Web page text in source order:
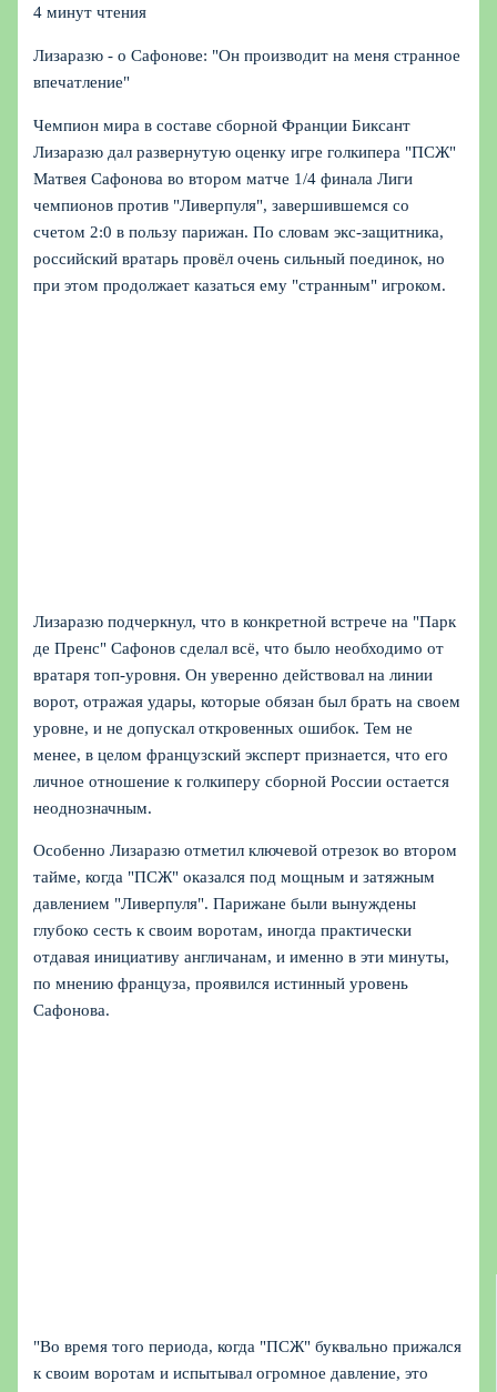
4 минут чтения
Лизаразю - о Сафонове: "Он производит на меня странное
впечатление"
Чемпион мира в составе сборной Франции Биксант
Лизаразю дал развернутую оценку игре голкипера "ПСЖ"
Матвея Сафонова во втором матче 1/4 финала Лиги
чемпионов против "Ливерпуля", завершившемся со
счетом 2:0 в пользу парижан. По словам экс-защитника,
российский вратарь провёл очень сильный поединок, но
при этом продолжает казаться ему "странным" игроком.
Лизаразю подчеркнул, что в конкретной встрече на "Парк
де Пренс" Сафонов сделал всё, что было необходимо от
вратаря топ-уровня. Он уверенно действовал на линии
ворот, отражая удары, которые обязан был брать на своем
уровне, и не допускал откровенных ошибок. Тем не
менее, в целом французский эксперт признается, что его
личное отношение к голкиперу сборной России остается
неоднозначным.
Особенно Лизаразю отметил ключевой отрезок во втором
тайме, когда "ПСЖ" оказался под мощным и затяжным
давлением "Ливерпуля". Парижане были вынуждены
глубоко сесть к своим воротам, иногда практически
отдавая инициативу англичанам, и именно в эти минуты,
по мнению француза, проявился истинный уровень
Сафонова.
"Во время того периода, когда "ПСЖ" буквально прижался
к своим воротам и испытывал огромное давление, это